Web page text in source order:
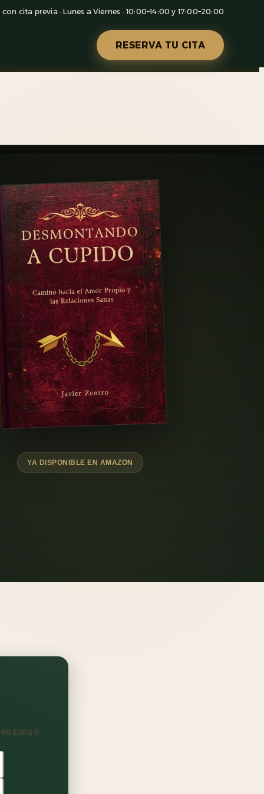
cita previa · Lunes a Viernes · 10:00–14:00 y 17:00–20:00
RESERVA TU CITA
YA DISPONIBLE EN AMAZON
para ti.